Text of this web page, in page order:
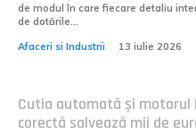
de modul în care fiecare detaliu
de dotările...
Afaceri si Industrii
13 iulie 2026
Cutia automată și motorul
corectă salvează mii de